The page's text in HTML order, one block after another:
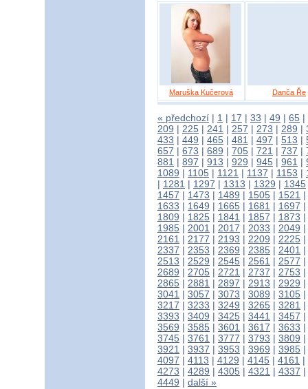
Maruška Kučerová Danča Ře
« předchozí | 1 | 17 | 33 | 49 | 65 |
209 | 225 | 241 | 257 | 273 | 289 |
433 | 449 | 465 | 481 | 497 | 513 |
657 | 673 | 689 | 705 | 721 | 737 |
881 | 897 | 913 | 929 | 945 | 961 |
1089 | 1105 | 1121 | 1137 | 1153 |
| 1281 | 1297 | 1313 | 1329 | 1345
1457 | 1473 | 1489 | 1505 | 1521 |
1633 | 1649 | 1665 | 1681 | 1697 |
1809 | 1825 | 1841 | 1857 | 1873 |
1985 | 2001 | 2017 | 2033 | 2049 |
2161 | 2177 | 2193 | 2209 | 2225 |
2337 | 2353 | 2369 | 2385 | 2401 |
2513 | 2529 | 2545 | 2561 | 2577 |
2689 | 2705 | 2721 | 2737 | 2753 |
2865 | 2881 | 2897 | 2913 | 2929 |
3041 | 3057 | 3073 | 3089 | 3105 |
3217 | 3233 | 3249 | 3265 | 3281 |
3393 | 3409 | 3425 | 3441 | 3457 |
3569 | 3585 | 3601 | 3617 | 3633 |
3745 | 3761 | 3777 | 3793 | 3809 |
3921 | 3937 | 3953 | 3969 | 3985 |
4097 | 4113 | 4129 | 4145 | 4161 |
4273 | 4289 | 4305 | 4321 | 4337 |
4449 | další »